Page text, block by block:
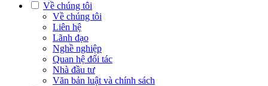
Về chúng tôi
Về chúng tôi
Liên hệ
Lãnh đạo
Nghề nghiệp
Quan hệ đối tác
Nhà đầu tư
Văn bản luật và chính sách